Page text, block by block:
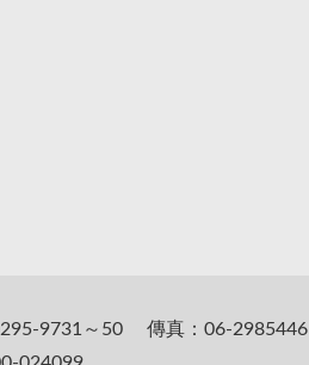
9731～50 傳真：06-2985446